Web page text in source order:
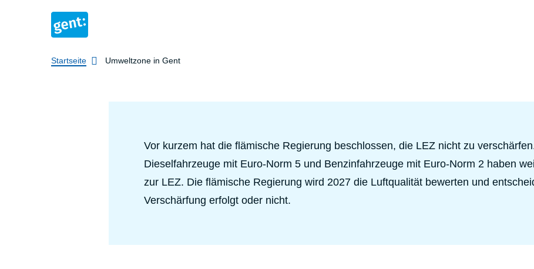
Breadcrumb
Startseite Umweltzone in Gent
Vor kurzem hat die flämische Regierung beschlossen, die LEZ nicht zu
Dieselfahrzeuge mit Euro-Norm 5 und Benzinfahrzeuge mit Euro-Norm 2 haben
zur LEZ. Die flämische Regierung wird 2027 die Luftqualität bewerten und
Verschärfung erfolgt oder nicht.